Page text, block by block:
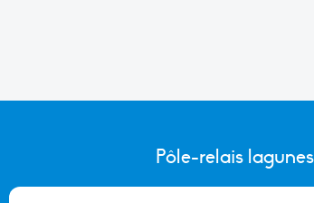
Pôle-relais